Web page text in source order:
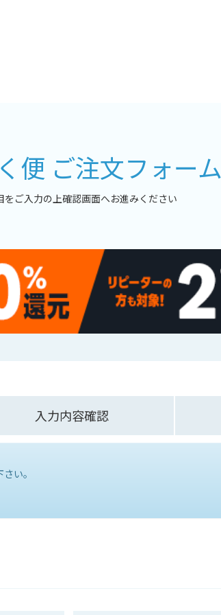
便 ご注文フォーム
をご入力の上確認画面へお進みください
入力内容確認
い。